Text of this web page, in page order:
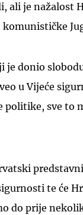
ali je nažalost
je donio
u Vijeće
politike, sve to
te će
do prije